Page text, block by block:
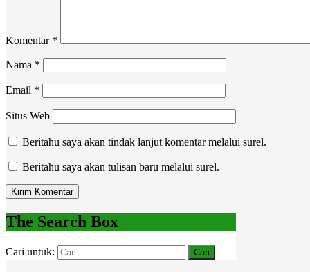
Komentar *
Nama *
Email *
Situs Web
Beritahu saya akan tindak lanjut komentar melalui surel.
Beritahu saya akan tulisan baru melalui surel.
The Search Box
Cari untuk: